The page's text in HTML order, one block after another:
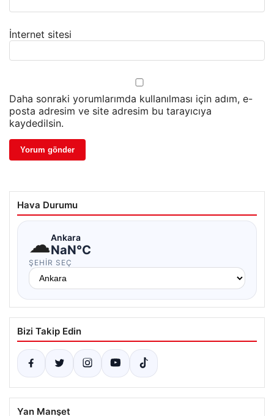
İnternet sitesi
Daha sonraki yorumlarımda kullanılması için adım, e-
posta adresim ve site adresim bu tarayıcıya
kaydedilsin.
Hava Durumu
☁Ankara
NaN°C
ŞEHIR SEÇ
Bizi Takip Edin
Yan Manşet